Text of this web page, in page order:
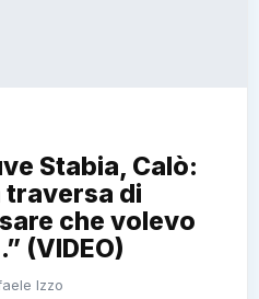
Stabia, Calò:
traversa di
che volevo
(VIDEO)
Izzo